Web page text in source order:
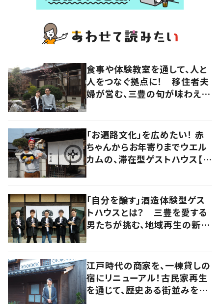
食事や体験教室を通して、人と
人をつなぐ拠点に！ 移住者夫
婦が営む、三豊の旬が味わえる
「お遍路文化」を広めたい！ 赤
ちゃんからお年寄りまでウエル
カムの、滞在型ゲストハウス【暮
「自分を醸す」酒造体験型ゲス
トハウスとは？ 三豊を愛する
男たちが挑む、地域再生の新し
江戸時代の商家を、一棟貸しの
宿にリニューアル！古民家再生
を通じて、歴史ある街並みを守